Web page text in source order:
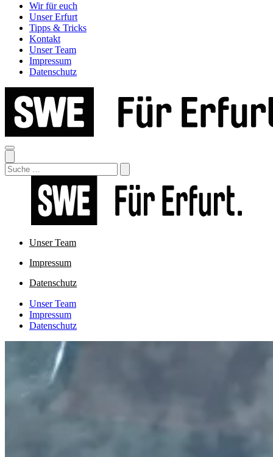
Wir für euch
Unser Erfurt
Tipps & Tricks
Kontakt
Unser Team
Impressum
Datenschutz
Search
Unser Team
Impressum
Datenschutz
Unser Team
Impressum
Datenschutz